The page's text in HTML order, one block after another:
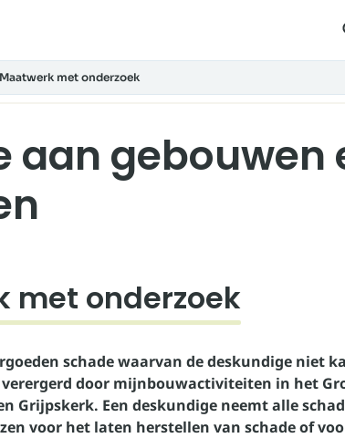
Maatwerk met onderzoek
aan gebouwen
met onderzoek
schade waarvan de deskundige niet
door mijnbouwactiviteiten in het
Grijpskerk. Een deskundige neemt alle
voor het laten herstellen van schade of